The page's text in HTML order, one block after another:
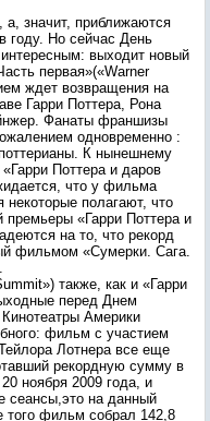
значит, приближаются
году. Но сейчас День
выходит новый
первая»(«Warner
ждет возвращения на
Гарри Поттера, Рона
Фанаты франшизы
одновременно :
К нынешнему
Поттера и даров
что у фильма
некоторые полагают, что
премьеры «Гарри Поттера и
на то, что рекорд
фильмом «Сумерки. Сага.
также, как и «Гарри
перед Днем
Америки
фильм с участием
Лотнера все еще
рекордную сумму в
ноября 2009 года, и
сеансы,это на данный
того фильм собрал 142,8